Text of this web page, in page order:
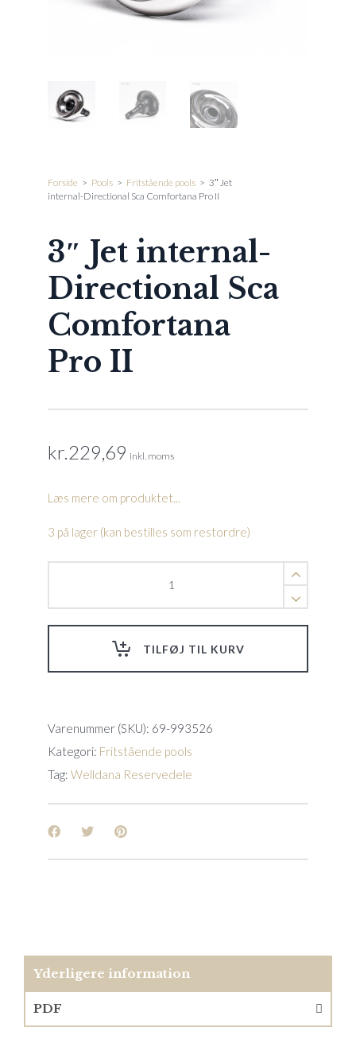
Forside > Pools > Fritstående pools > 3″ Jet
internal-Directional Sca Comfortana Pro II
3″ Jet internal-
Directional Sca
Comfortana
Pro II
kr. 229,69 inkl. moms
Læs mere om produktet...
3 på lager (kan bestilles som restordre)
Pro
TILFØJ TIL KURV
Varenummer (SKU): 69-993526
Kategori: Fritstående pools
Tag: Welldana Reservedele
Yderligere information
PDF